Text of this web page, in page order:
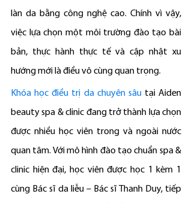
làn da bằng công nghệ cao. Chính vì vậy,
việc lựa chọn một môi trường đào tạo bài
bản, thực hành thực tế và cập nhật xu
hướng mới là điều vô cùng quan trọng.
Khóa học điều trị da chuyên sâu tại Aiden
beauty spa & clinic đang trở thành lựa chọn
được nhiều học viên trong và ngoài nước
quan tâm. Với mô hình đào tạo chuẩn spa &
clinic hiện đại, học viên được học 1 kèm 1
cùng Bác sĩ da liễu – Bác sĩ Thanh Duy, tiếp